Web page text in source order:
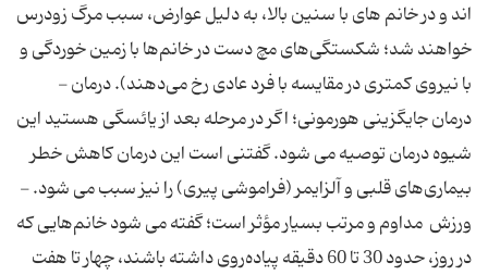
اند و در خانم ‌های‌ با سنین‌ بالا، به‌ دلیل‌ عوارض، سبب‌ مرگ‌ زودرس‌
خواهند شد؛ شكستگی‌های‌ مچ‌ دست‌ در خانم‌ها با زمین‌ خوردگی‌ و
با نیروی‌ كمتری‌ در مقایسه‌ با فرد عادی‌ رخ‌ می‌دهند). درمان‌ -
درمان‌ جایگزینی‌ هورمونی؛ اگر در مرحله‌ بعد از یائسگی‌ هستید این‌
شیوه‌ درمان‌ توصیه‌ می‌ شود. گفتنی‌ است‌ این‌ درمان‌ كاهش‌ خطر
بیماری‌های‌ قلبی‌ و آلزایمر (فراموشی‌ پیری) را نیز سبب‌ می‌ شود. -
ورزش ‌ مداوم‌ و مرتب‌ بسیار مؤثر است؛ گفته‌ می ‌شود خانم‌هایی‌ كه‌
در روز، حدود 30 تا 60 دقیقه‌ پیاده‌روی‌ داشته‌ باشند، چهار تا هفت‌